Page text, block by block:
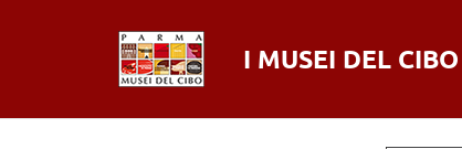
I MUSEI DEL CIBO